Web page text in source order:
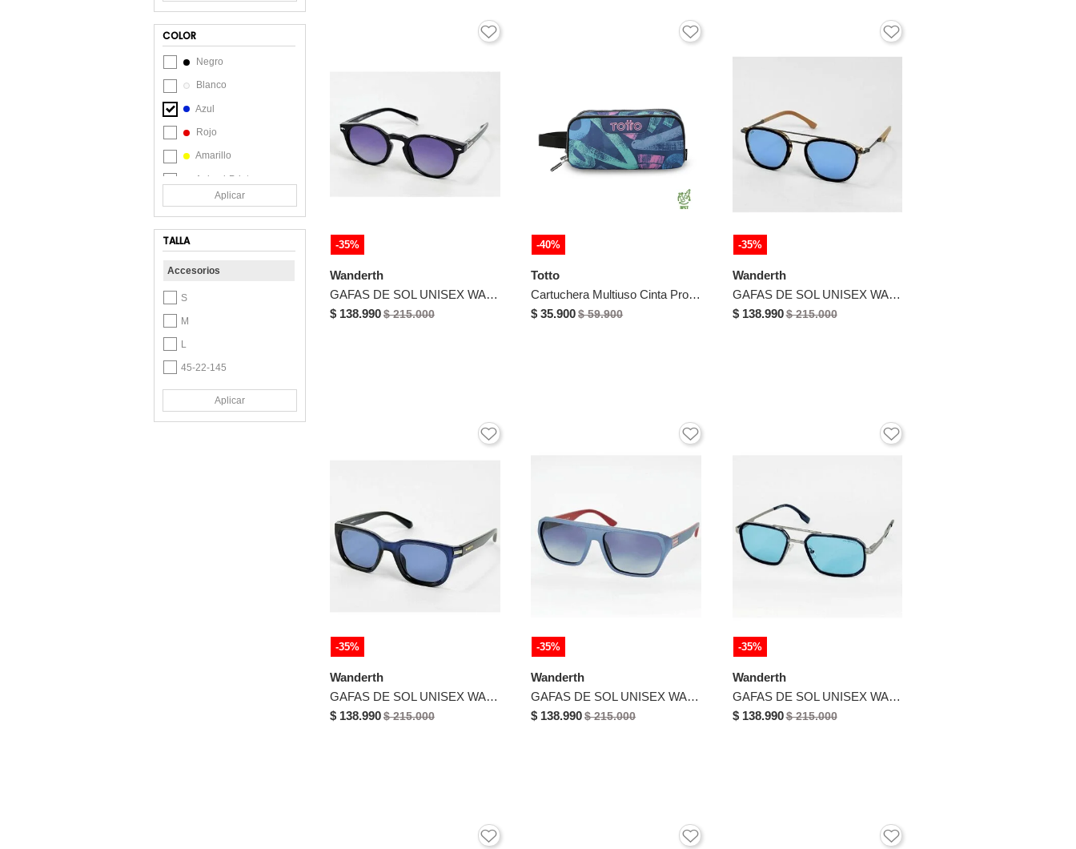
COLOR
Negro
Blanco
Azul
Rojo
Amarillo
Animal-Print
Celeste
Coral
Lila
Marrón
Morado
Aplicar
TALLA
Accesorios
S
M
L
45-22-145
46-23-145
46-23-151
Aplicar
-35%
Wanderth
GAFAS DE SOL UNISEX WANDERTH FILTRO UV400 CON LENTES POLARIZADOS-NEGRO-AZUL-MG5017
$ 138.990$ 215.000
-40%
Totto
Cartuchera Multiuso Cinta Pro Mediana Azul Mujer
$ 35.900$ 59.900
-35%
Wanderth
GAFAS DE SOL UNISEX WANDTHER FILTRO UV400 CON LENTES POLARIZADOS GRIS-AZUL-2375
$ 138.990$ 215.000
-35%
Wanderth
GAFAS DE SOL UNISEX WANDTHER FILTRO UV400 CON LENTES POLARIZADOS AZUL-TR7548
$ 138.990$ 215.000
-35%
Wanderth
GAFAS DE SOL UNISEX WANDERTH FILTRO UV400 CON LENTES POLARIZADOS-AZUL-ROJO-OLD13075
$ 138.990$ 215.000
-35%
Wanderth
GAFAS DE SOL UNISEX WANDERTH FILTRO UV400 CON LENTES POLARIZADOS-PLATEADO-AZUL-4583H
$ 138.990$ 215.000